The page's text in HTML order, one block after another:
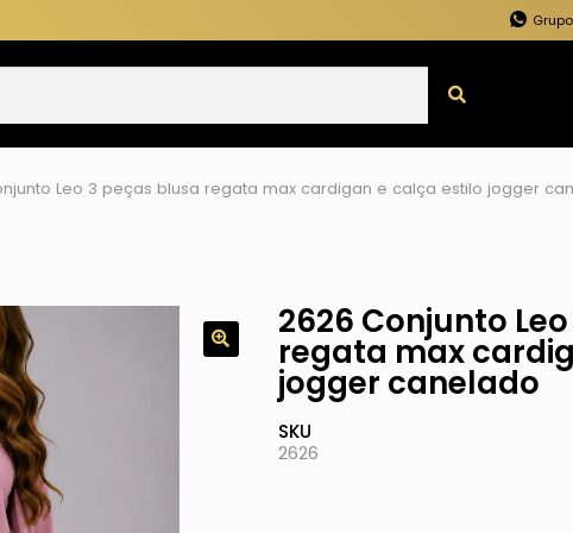
Leo 3 peças blusa regata max cardigan e calça estilo jogger
2626 Conjunto
regata max
jogger canelado
SKU
2626